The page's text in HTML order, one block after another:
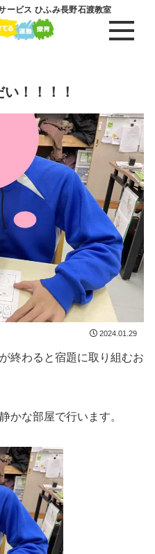
ービス ひふみ長野石渡教室
！！！！
2024.01.29
終わると宿題に取り組むお
かな部屋で行います。